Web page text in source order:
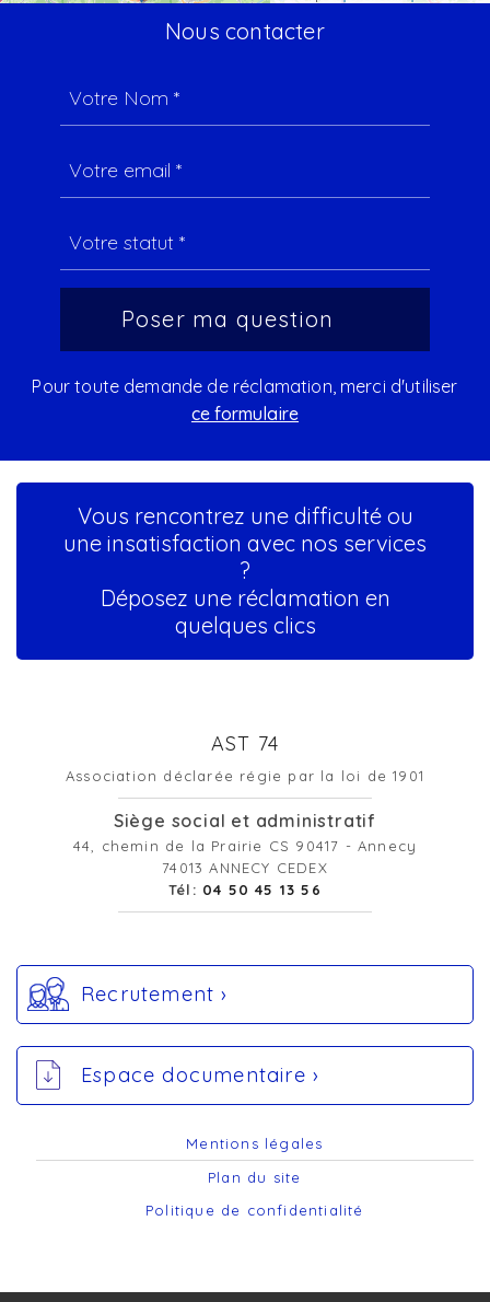
Nous contacter
Pour toute demande de réclamation, merci d'utiliser
ce formulaire
Vous rencontrez une difficulté ou
une insatisfaction avec nos services
?
Déposez une réclamation en
quelques clics
AST 74
Association déclarée régie par la loi de 1901
Siège social et administratif
44, chemin de la Prairie CS 90417 - Annecy
74013 ANNECY CEDEX
Tél: 04 50 45 13 56
Recrutement ›
Espace documentaire ›
Mentions légales
Plan du site
Politique de confidentialité